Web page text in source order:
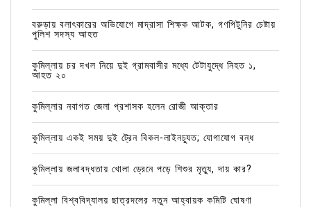
বরুড়ায় বলাৎকারের অভিযোগে মাদ্রাসা শিক্ষক আটক, গণপিটুনির চেষ্টায়
পুলিশ সদস্য আহত
কুমিল্লায় চর দখল নিয়ে দুই গ্রামবাসীর মধ্যে টেটাযুদ্ধে নিহত ১,
আহত ২০
কুমিল্লার নবাগত জেলা প্রশাসক হলেন রোজী আক্তার
কুমিল্লায় একই সময় দুই ট্রেন বিকল-লাইনচ্যুত; যোগাযোগ বন্ধ
কুমিল্লায় জলাবদ্ধতায় খোলা ড্রেনে পড়ে শিশুর মৃত্যু, দায় কার?
কুমিল্লা বিশ্ববিদ্যালয় ছাত্রদলের নতুন আহ্বায়ক কমিটি ঘোষণা